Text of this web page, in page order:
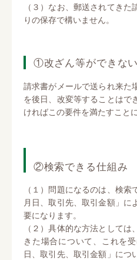
（３）なお、郵送されてき
りの保存で構いません。
①改ざん等ができな
請求書がメールで送られ来た
を後日、改変等することはで
ければこの要件を満たすこと
②検索できる仕組み
（１）問題になるのは、検
月日、取引先、取引金額」に
要になります。
（２）具体的な方法として
きた場合について、これを
日、取引先、取引金額」につ